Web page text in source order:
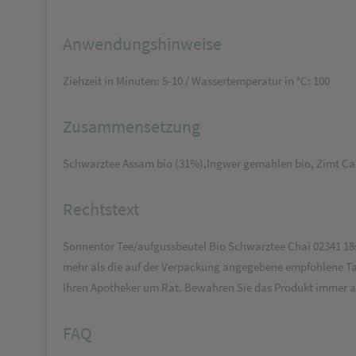
Anwendungshinweise
Ziehzeit in Minuten: 5-10 / Wassertemperatur in °C: 100
Zusammensetzung
Schwarztee Assam bio (31%),Ingwer gemahlen bio, Zimt
Rechtstext
Sonnentor Tee/aufgussbeutel Bio Schwarztee Chai 02341
mehr als die auf der Verpackung angegebene empfohlene
Ihren Apotheker um Rat. Bewahren Sie das Produkt
FAQ